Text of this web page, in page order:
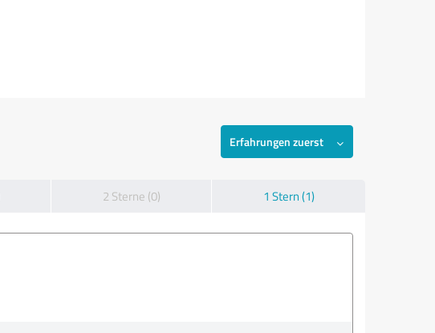
Erfahrungen zuerst
2 Sterne (0) 1 Stern (1)